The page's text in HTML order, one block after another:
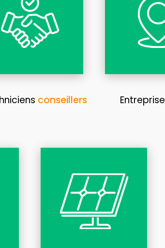
conseillers Entreprise